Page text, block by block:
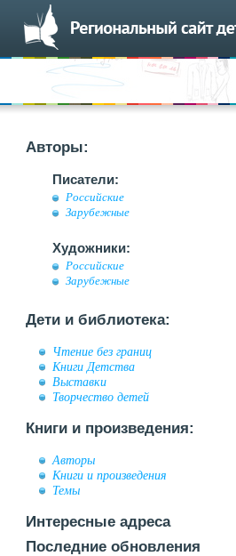
Авторы:
Писатели:
Российские
Зарубежные
Художники:
Российские
Зарубежные
Дети и библиотека:
Чтение без границ
Книги Детства
Выставки
Творчество детей
Книги и произведения:
Авторы
Книги и произведения
Темы
Интересные адреса
Последние обновления